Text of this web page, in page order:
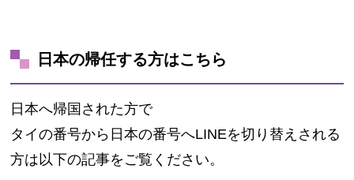
日本の帰任する方はこちら
日本へ帰国された方で
タイの番号から日本の番号へLINEを切り替えされる
方は以下の記事をご覧ください。